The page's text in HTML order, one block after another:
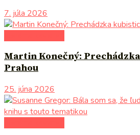
7. júla 2026
Martin Konečný:
Prahou
25. júna 2026